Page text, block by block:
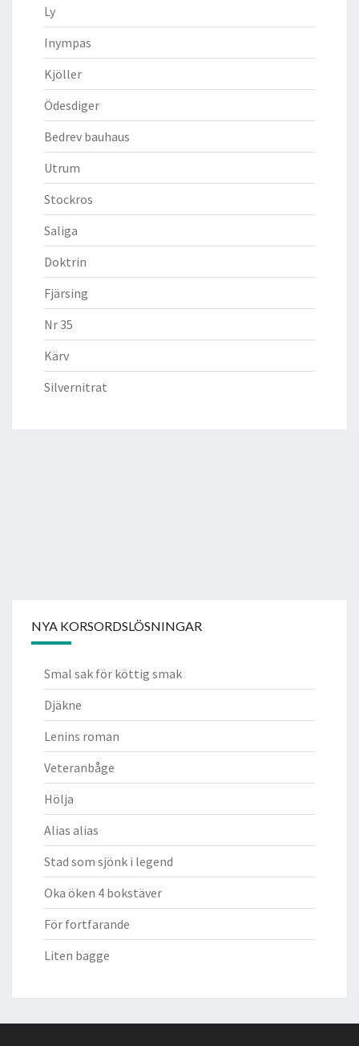
Ly
Inympas
Kjöller
Ödesdiger
Bedrev bauhaus
Utrum
Stockros
Saliga
Doktrin
Fjärsing
Nr 35
Kärv
Silvernitrat
NYA KORSORDSLÖSNINGAR
Smal sak för köttig smak
Djäkne
Lenins roman
Veteranbåge
Hölja
Alias alias
Stad som sjönk i legend
Oka öken 4 bokstäver
För fortfarande
Liten bagge